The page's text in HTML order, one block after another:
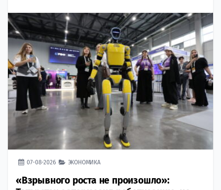
07-08-2026 ЭКОНОМИКА
«Взрывного роста не произошло»: